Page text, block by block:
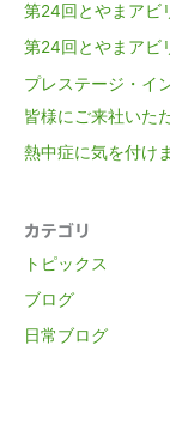
第24回とやまアビ
第24回とやまアビ
プレステージ・イ
皆様にご来社いた
熱中症に気を付け
カテゴリ
トピックス
ブログ
日常ブログ